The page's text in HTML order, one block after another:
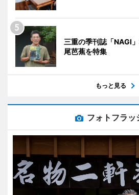
三重の季刊誌「NAGI
尾芭蕉を特集
もっと見る
フォトフラッ